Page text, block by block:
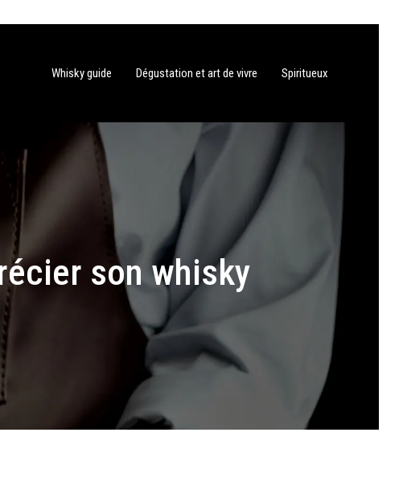
Whisky guide Dégustation et art de vivre Spiritueux
son whisky